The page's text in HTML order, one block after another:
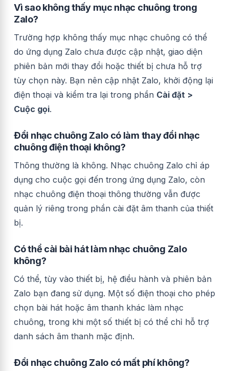
Vì sao không thấy mục nhạc chuông trong
Zalo?
Trường hợp không thấy mục nhạc chuông có thể
do ứng dụng Zalo chưa được cập nhật, giao diện
phiên bản mới thay đổi hoặc thiết bị chưa hỗ trợ
tùy chọn này. Bạn nên cập nhật Zalo, khởi động lại
điện thoại và kiểm tra lại trong phần Cài đặt >
Cuộc gọi.
Đổi nhạc chuông Zalo có làm thay đổi nhạc
chuông điện thoại không?
Thông thường là không. Nhạc chuông Zalo chỉ áp
dụng cho cuộc gọi đến trong ứng dụng Zalo, còn
nhạc chuông điện thoại thông thường vẫn được
quản lý riêng trong phần cài đặt âm thanh của thiết
bị.
Có thể cài bài hát làm nhạc chuông Zalo
không?
Có thể, tùy vào thiết bị, hệ điều hành và phiên bản
Zalo bạn đang sử dụng. Một số điện thoại cho phép
chọn bài hát hoặc âm thanh khác làm nhạc
chuông, trong khi một số thiết bị có thể chỉ hỗ trợ
danh sách âm thanh mặc định.
Đổi nhạc chuông Zalo có mất phí không?